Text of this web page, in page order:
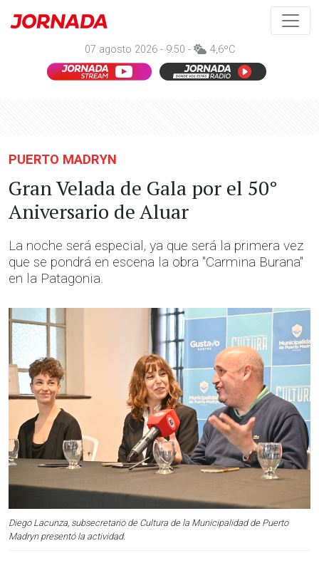
07 agosto 2026 - 9:50 - 4,6ºC
PUERTO MADRYN
Gran Velada de Gala por el 50°
Aniversario de Aluar
La noche será especial, ya que será la primera vez
que se pondrá en escena la obra "Carmina Burana"
en la Patagonia.
Diego Lacunza, subsecretario de Cultura de la Municipalidad de Puerto
Madryn presentó la actividad.